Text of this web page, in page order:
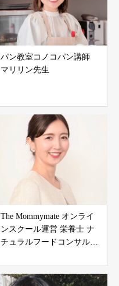
パン教室コノコパン講師
マリリン先生
The Mommymate オンライ
ンスクール運営 栄養士 ナ
チュラルフードコンサルタ